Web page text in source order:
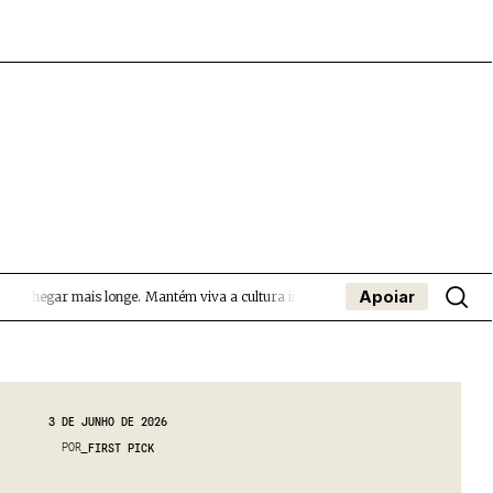
mais longe. Mantém viva a cultura independente — apoia o
Apoiar
3 DE JUNHO DE 2026
POR
FIRST PICK